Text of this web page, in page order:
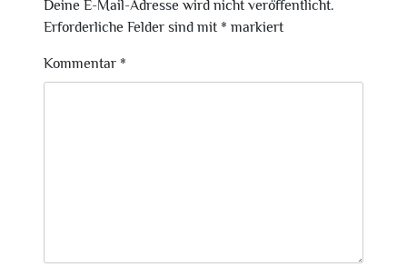
Deine E-Mail-Adresse wird nicht veröffentlicht.
Erforderliche Felder sind mit * markiert
Kommentar *